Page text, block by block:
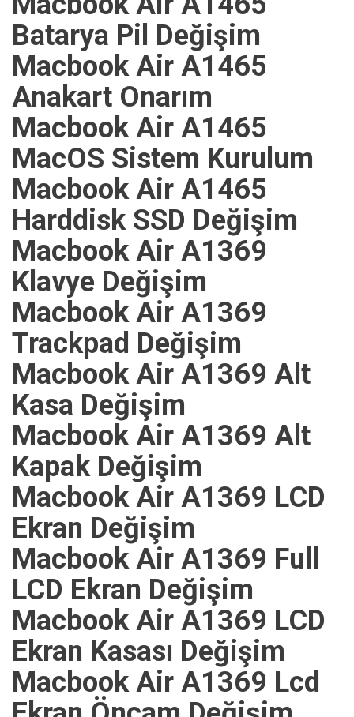
Batarya Pil Değişim
Macbook Air A1465
Anakart Onarım
Macbook Air A1465
MacOS Sistem Kurulum
Macbook Air A1465
Harddisk SSD Değişim
Macbook Air A1369
Klavye Değişim
Macbook Air A1369
Trackpad Değişim
Macbook Air A1369 Alt
Kasa Değişim
Macbook Air A1369 Alt
Kapak Değişim
Macbook Air A1369 LCD
Ekran Değişim
Macbook Air A1369 Full
LCD Ekran Değişim
Macbook Air A1369 LCD
Ekran Kasası Değişim
Macbook Air A1369 Lcd